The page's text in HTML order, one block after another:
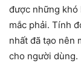
được những khó
mắc phải. Tính
nhất đã tạo nên
cho người dùng.